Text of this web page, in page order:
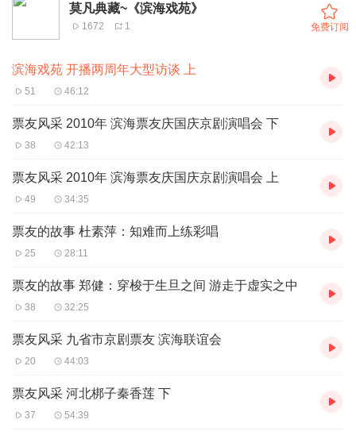
湾的票友也都慕名前来，以戏会友。
所以，在这中秋国庆双节并至的美好时节里，我们邀请到了
参加过我们滨海戏苑栏目的部分票友，
共同来聊聊我们与滨海戏苑曾经的故事，一起来回顾滨海戏
莫凡典藏~《滨海戏苑》
1672 1 免费订阅
滨海戏苑 开播两周年大型访谈 上
51 46:12
票友风采 2010年 滨海票友庆国庆京剧演唱会 下
38 42:13
票友风采 2010年 滨海票友庆国庆京剧演唱会 上
49 34:35
票友的故事 杜素萍：知难而上练彩唱
25 28:11
票友的故事 郑健：穿梭于生旦之间 游走于虚实之中
38 32:25
票友风采 九省市京剧票友 滨海联谊会
20 44:03
票友风采 河北梆子秦香莲 下
37 54:39